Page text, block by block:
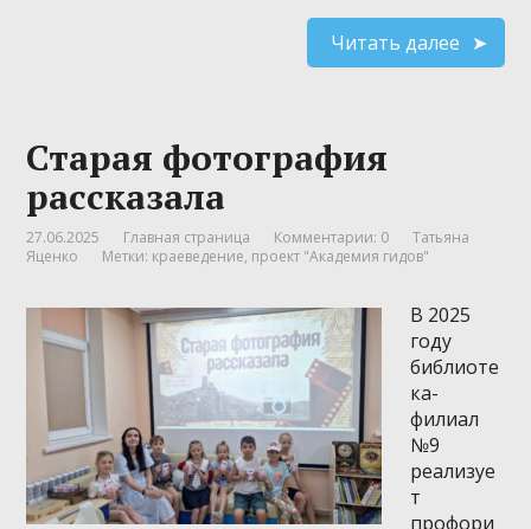
Читать далее
Старая фотография
рассказала
27.06.2025 Главная страница Комментарии: 0
Татьяна
Яценко
Метки: краеведение, проект "Академия гидов"
В 2025
году
библиоте
ка-
филиал
№9
реализуе
т
профори